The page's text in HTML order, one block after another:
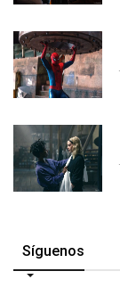
Síguenos